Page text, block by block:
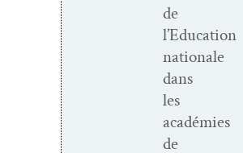
de
l’Education
nationale
dans
les
académies
de